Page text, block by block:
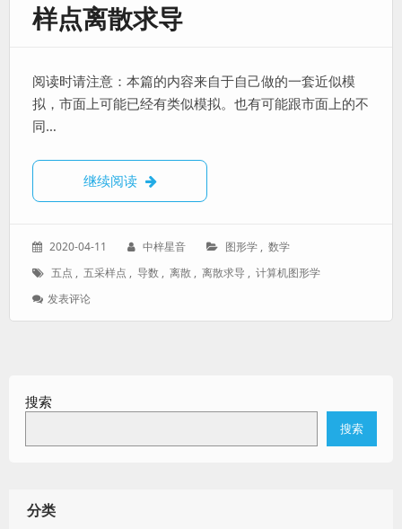
样点离散求导
阅读时请注意：本篇的内容来自于自己做的一套近似模
拟，市面上可能已经有类似模拟。也有可能跟市面上的不
同…
继续阅读 【不太一样的离散导数】五采样点离散求导
发
于：
2020-04-11
作
中梓星音
分
图形学 , 数学
标
五点 , 五采样点 , 导数 , 离散 , 离散求导 , 计算机图形学
发表评论: 【不
导
五
搜索
搜索
分类